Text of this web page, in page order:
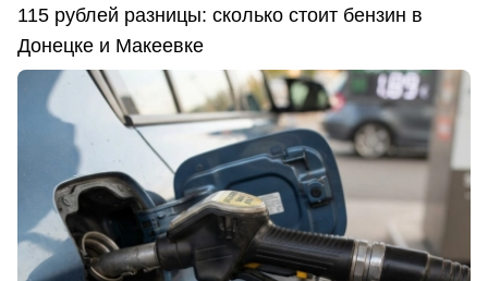
115 рублей разницы: сколько стоит бензин в
Донецке и Макеевке